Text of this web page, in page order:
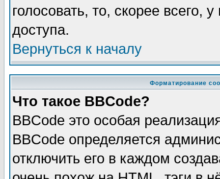
голосовать, то, скорее всего,
доступа.
Вернуться к началу
Форматирование
Что такое BBCode?
BBCode это особая
BBCode определяется
отключить его в каждом